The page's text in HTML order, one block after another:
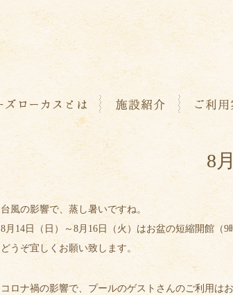
8
台風の影響で、蒸し暑いですね。
8月14日（日）～8月16日（火）はお盆の短縮開館（9
どうぞ宜しくお願い致します。
コロナ禍の影響で、プールのゲストさんのご利用は